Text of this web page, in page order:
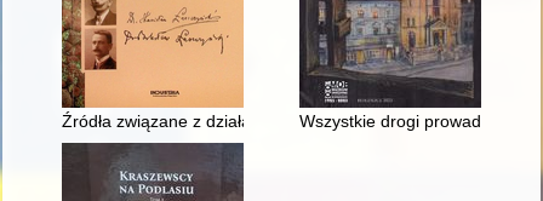
Źródła związane z działalnością Stanisława i Bolesława
Wszystkie drogi prowadzą na